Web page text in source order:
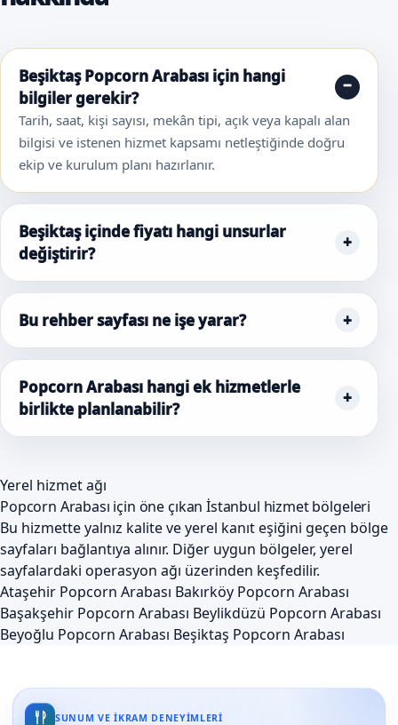
Beşiktaş Popcorn Arabası için hangi
bilgiler gerekir?
Tarih, saat, kişi sayısı, mekân tipi, açık veya kapalı alan
bilgisi ve istenen hizmet kapsamı netleştiğinde doğru
ekip ve kurulum planı hazırlanır.
Beşiktaş içinde fiyatı hangi unsurlar
değiştirir?
Bu rehber sayfası ne işe yarar?
Popcorn Arabası hangi ek hizmetlerle
birlikte planlanabilir?
Yerel hizmet ağı
Popcorn Arabası için öne çıkan İstanbul hizmet bölgeleri
Bu hizmette yalnız kalite ve yerel kanıt eşiğini geçen bölge
sayfaları bağlantıya alınır. Diğer uygun bölgeler, yerel
sayfalardaki operasyon ağı üzerinden keşfedilir.
Ataşehir Popcorn Arabası Bakırköy Popcorn Arabası
Başakşehir Popcorn Arabası Beylikdüzü Popcorn Arabası
Beyoğlu Popcorn Arabası Beşiktaş Popcorn Arabası
SUNUM VE IKRAM DENEYIMLERI